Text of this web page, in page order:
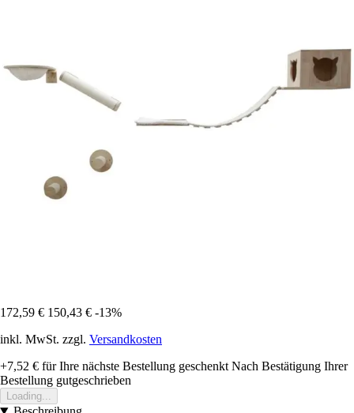
172,59 € 150,43 € -13%
inkl. MwSt. zzgl. Versandkosten
+7,52 € für Ihre nächste Bestellung geschenkt Nach Bestätigung Ihrer
Bestellung gutgeschrieben
Loading...